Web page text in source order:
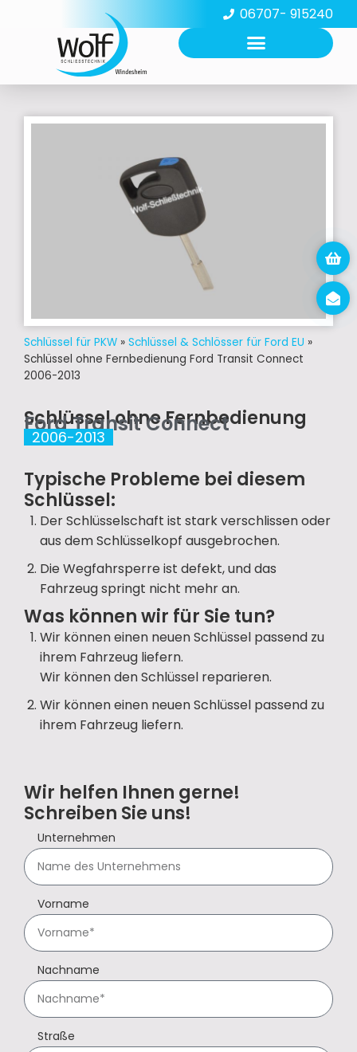
06707- 915240
Schlüssel für PKW » Schlüssel & Schlösser für Ford EU »
Schlüssel ohne Fernbedienung Ford Transit Connect
2006-2013
Schlüssel ohne Fernbedienung
Ford Transit Connect
2006-2013
Typische Probleme bei diesem
Schlüssel:
Der Schlüsselschaft ist stark verschlissen oder
aus dem Schlüsselkopf ausgebrochen.
Die Wegfahrsperre ist defekt, und das
Fahrzeug springt nicht mehr an.
Was können wir für Sie tun?
Wir können einen neuen Schlüssel passend zu
ihrem Fahrzeug liefern.
Wir können den Schlüssel reparieren.
Wir können einen neuen Schlüssel passend zu
ihrem Fahrzeug liefern.
Wir helfen Ihnen gerne!
Schreiben Sie uns!
Unternehmen
Vorname
Nachname
Straße